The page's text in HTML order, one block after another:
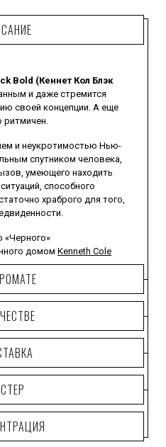
Bold (Кеннет Кол Блэк
и даже стремится
своей концепции. А еще
ритмичен.
и неукротимостью Нью-
спутником человека,
умеющего находить
способного
храброго для того,
«Черного»
домом Kenneth Cole
в июле 2016-го.
ритме со стремительным
успеха.
целеустремлен,